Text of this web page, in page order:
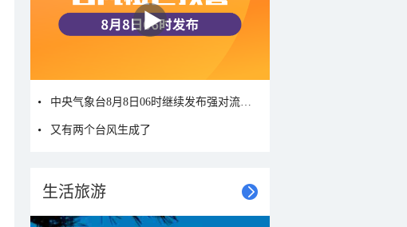
又有两个台风生成了
生活旅游